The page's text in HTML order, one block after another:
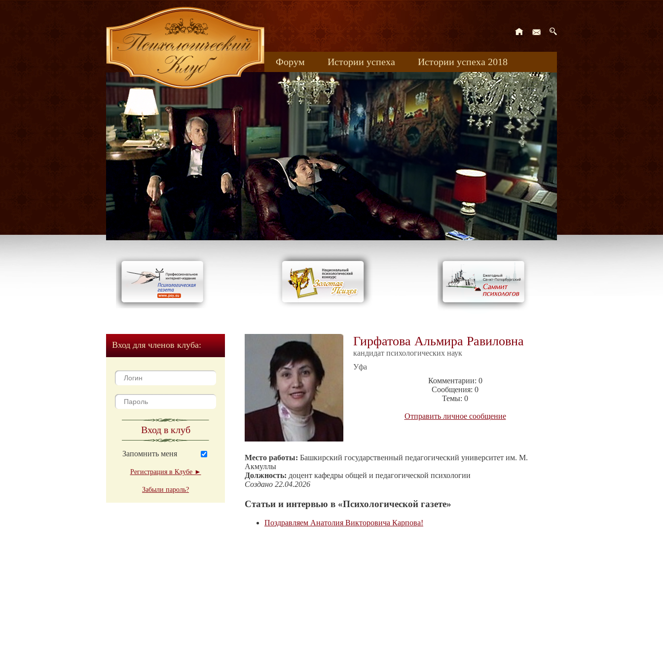
Форум Истории успеха
Истории успеха 2018
Книжные новинки
uspeh_2017
Вход для членов клуба:
Вход в клуб
Запомнить меня
Регистрация в Клубе ►
Забыли пароль?
Гирфатова Альмира Равиловна
кандидат психологических наук
Уфа
Комментарии: 0
Сообщения: 0
Темы: 0
Отправить личное сообщение
Место работы: Башкирский государственный педагогический университет им. М.
Акмуллы
Должность: доцент кафедры общей и педагогической психологии
Создано 22.04.2026
Статьи и интервью в «Психологической газете»
Поздравляем Анатолия Викторовича Карпова!